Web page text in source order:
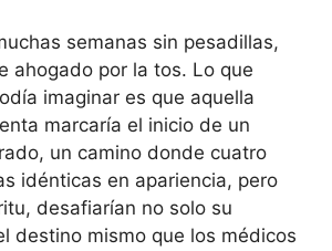
semanas sin pesadillas,
ahogado por la tos. Lo que
imaginar es que aquella
marcaría el inicio de un
un camino donde cuatro
idénticas en apariencia, pero
desafiarían no solo su
destino mismo que los médicos